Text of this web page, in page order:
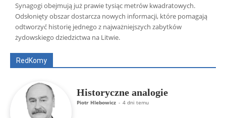
Synagogi obejmują już prawie tysiąc metrów kwadratowych.
Odsłonięty obszar dostarcza nowych informacji, które pomagają
odtworzyć historię jednego z najważniejszych zabytków
żydowskiego dziedzictwa na Litwie.
RedKomy
Wszyscy Aleksander Borowik
Antoni Radczenko
Artur Płokszto
Grzegorz Górny
ks. Jarosław Wąsowicz SDB
Historyczne analogie
Piotr Hlebowicz - 4 dni temu